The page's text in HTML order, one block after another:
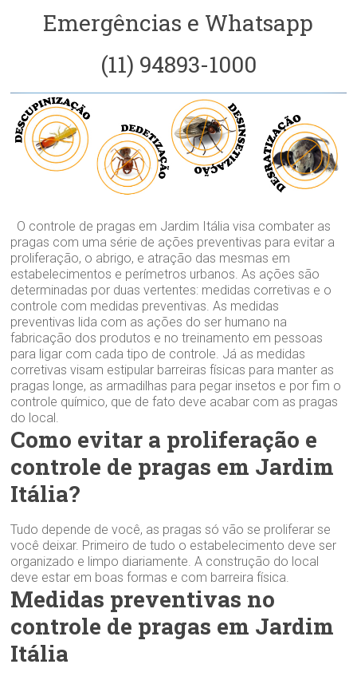
Emergências e Whatsapp
(11) 94893-1000
O controle de pragas em Jardim Itália visa combater as
pragas com uma série de ações preventivas para evitar a
proliferação, o abrigo, e atração das mesmas em
estabelecimentos e perímetros urbanos. As ações são
determinadas por duas vertentes: medidas corretivas e o
controle com medidas preventivas. As medidas
preventivas lida com as ações do ser humano na
fabricação dos produtos e no treinamento em pessoas
para ligar com cada tipo de controle. Já as medidas
corretivas visam estipular barreiras físicas para manter as
pragas longe, as armadilhas para pegar insetos e por fim o
controle químico, que de fato deve acabar com as pragas
do local.
Como evitar a proliferação e
controle de pragas em Jardim
Itália?
Tudo depende de você, as pragas só vão se proliferar se
você deixar. Primeiro de tudo o estabelecimento deve ser
organizado e limpo diariamente. A construção do local
deve estar em boas formas e com barreira física.
Medidas preventivas no
controle de pragas em Jardim
Itália